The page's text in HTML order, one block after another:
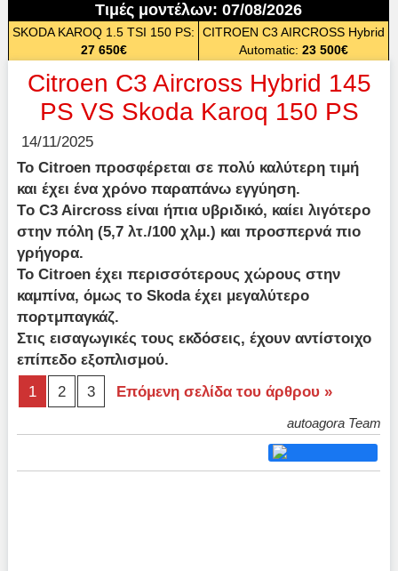
Τιμές μοντέλων: 07/08/2026
SKODA KAROQ 1.5 TSI 150 PS:
27 650€
CITROEN C3 AIRCROSS Hybrid
Automatic:23 500€
Citroen C3 Aircross Hybrid 145
PS VS Skoda Karoq 150 PS
14/11/2025
Το Citroen προσφέρεται σε πολύ καλύτερη τιμή
και έχει ένα χρόνο παραπάνω εγγύηση.
Τo C3 Aircross είναι ήπια υβριδικό, καίει λιγότερο
στην πόλη (5,7 λτ./100 χλμ.) και προσπερνά πιο
γρήγορα.
Το Citroen έχει περισσότερους χώρους στην
καμπίνα, όμως το Skoda έχει μεγαλύτερο
πορτμπαγκάζ.
Στις εισαγωγικές τους εκδόσεις, έχουν αντίστοιχο
επίπεδο εξοπλισμού.
1
2 3 Επόμενη σελίδα του άρθρου »
autoagora Team